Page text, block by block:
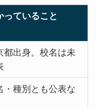
っていること
都出身。校名は未
・種別とも公表な